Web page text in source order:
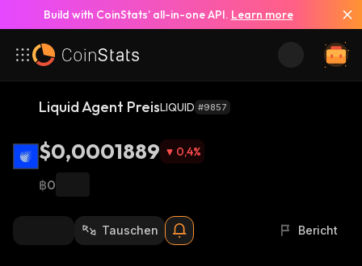
Build with CoinStats’ all-in-one API. Learn more
Liquid Agent PreisLIQUID #9857
$0,0001889 0,4%
฿0
Tauschen Bericht